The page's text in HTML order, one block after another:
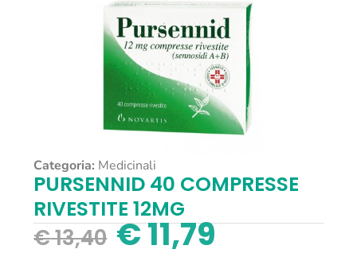
Categoria: Medicinali
PURSENNID 40 COMPRESSE
RIVESTITE 12MG
€13,40 €11,79